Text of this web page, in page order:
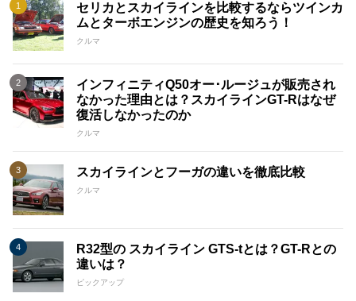
セリカとスカイラインを比較するならツインカ
ムとターボエンジンの歴史を知ろう！
クルマ
インフィニティQ50オー･ルージュが販売され
なかった理由とは？スカイラインGT-Rはなぜ
復活しなかったのか
クルマ
スカイラインとフーガの違いを徹底比較
クルマ
R32型の スカイライン GTS-tとは？GT-Rとの
違いは？
ピックアップ